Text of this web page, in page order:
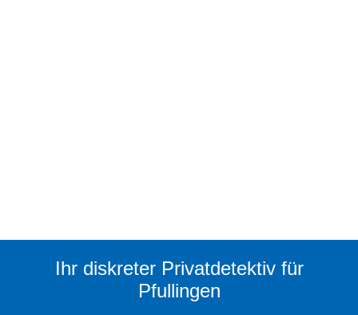
Ihr diskreter Privatdetektiv für
Pfullingen